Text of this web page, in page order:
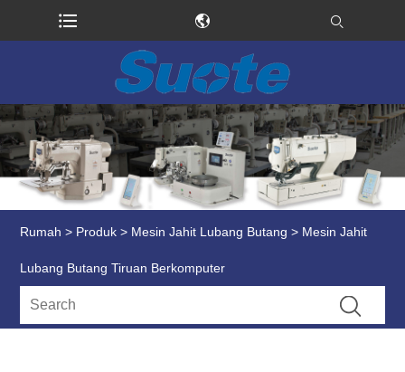
Rumah > Produk > Mesin Jahit Lubang Butang > Mesin Jahit
Lubang Butang Tiruan Berkomputer